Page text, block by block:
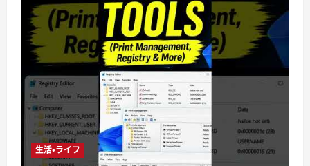
生活・ライフ